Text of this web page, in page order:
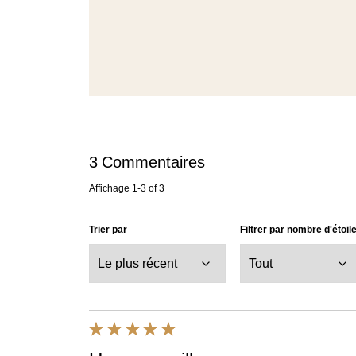
3 Commentaires
Affichage 1-3 of3
Trier par Filtrer par nombre